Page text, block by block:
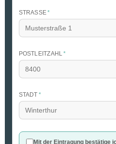
STRASSE *
POSTLEITZAHL*
STADT *
Mit der Eintragung bestätige